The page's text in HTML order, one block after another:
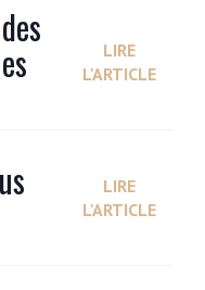
LIRE
L'ARTICLE
LIRE
L'ARTICLE